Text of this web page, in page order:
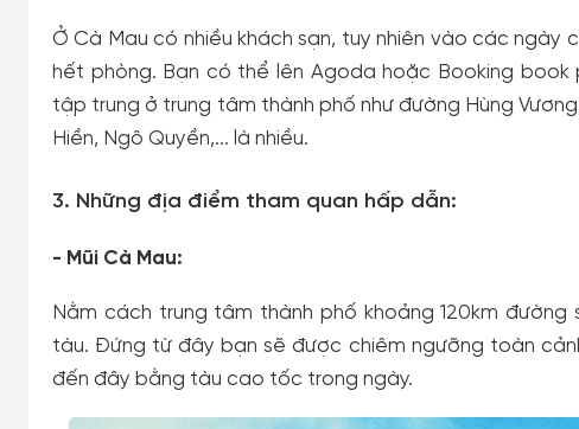
Ở Cà Mau có nhiều khách sạn, tuy nhiên vào các
hết phòng. Bạn có thể lên Agoda hoặc Booking
tập trung ở trung tâm thành phố như đường Hùng
Hiền, Ngô Quyền,... là nhiều.
3. Những địa điểm tham quan hấp dẫn:
- Mũi Cà Mau:
Nằm cách trung tâm thành phố khoảng 120km
tàu. Đứng từ đây bạn sẽ được chiêm ngưỡng toàn
đến đây bằng tàu cao tốc trong ngày.